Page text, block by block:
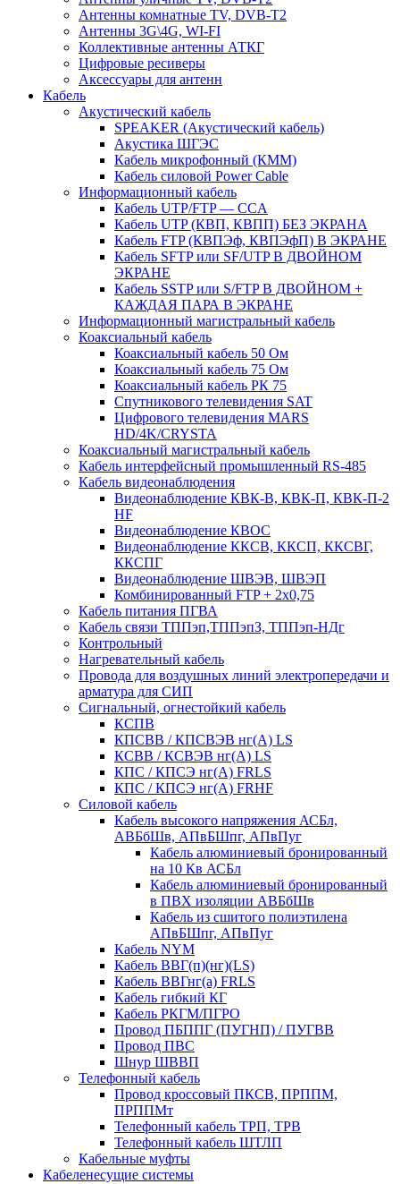
Антенны комнатные TV, DVB-T2
Антенны 3G\4G, WI-FI
Коллективные антенны АТКГ
Цифровые ресиверы
Аксессуары для антенн
Кабель
Акустический кабель
SPEAKER (Акустический кабель)
Акустика ШГЭС
Кабель микрофонный (КММ)
Кабель силовой Power Cable
Информационный кабель
Кабель UTP/FTP — CCA
Кабель UTP (КВП, КВПП) БЕЗ ЭКРАНА
Кабель FTP (КВПЭф, КВПЭфП) В ЭКРАНЕ
Кабель SFTP или SF/UTP В ДВОЙНОМ
ЭКРАНЕ
Кабель SSTP или S/FTP В ДВОЙНОМ +
КАЖДАЯ ПАРА В ЭКРАНЕ
Информационный магистральный кабель
Коаксиальный кабель
Коаксиальный кабель 50 Ом
Коаксиальный кабель 75 Ом
Коаксиальный кабель РК 75
Спутникового телевидения SAT
Цифрового телевидения MARS
HD/4K/CRYSTA
Коаксиальный магистральный кабель
Кабель интерфейсный промышленный RS-485
Кабель видеонаблюдения
Видеонаблюдение КВК-В, КВК-П, КВК-П-2
HF
Видеонаблюдение КВОС
Видеонаблюдение ККСВ, ККСП, ККСВГ,
ККСПГ
Видеонаблюдение ШВЭВ, ШВЭП
Комбинированный FTP + 2х0,75
Кабель питания ПГВА
Кабель связи ТППэп,ТППэпЗ, ТППэп-НДг
Контрольный
Нагревательный кабель
Провода для воздушных линий электропередачи и
арматура для СИП
Сигнальный, огнестойкий кабель
КСПВ
КПСВВ / КПСВЭВ нг(А) LS
КСВВ / КСВЭВ нг(А) LS
КПС / КПСЭ нг(А) FRLS
КПС / КПСЭ нг(А) FRHF
Силовой кабель
Кабель высокого напряжения АСБл,
АВБбШв, АПвБШпг, АПвПуг
Кабель алюминиевый бронированный
на 10 Кв АСБл
Кабель алюминиевый бронированный
в ПВХ изоляции АВБбШв
Кабель из сшитого полиэтилена
АПвБШпг, АПвПуг
Кабель NYM
Кабель ВВГ(п)(нг)(LS)
Кабель ВВГнг(а) FRLS
Кабель гибкий КГ
Кабель РКГМ/ПГРО
Провод ПБППГ (ПУГНП) / ПУГВВ
Провод ПВС
Шнур ШВВП
Телефонный кабель
Провод кроссовый ПКСВ, ПРППМ,
ПРППМт
Телефонный кабель ТРП, ТРВ
Телефонный кабель ШТЛП
Кабельные муфты
Кабеленесущие системы